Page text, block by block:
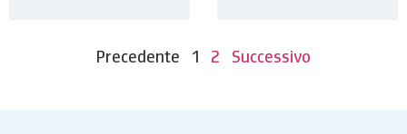
Precedente 1 2 Successivo